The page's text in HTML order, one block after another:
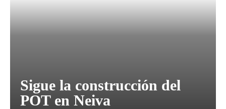
Sigue la construcción del
POT en Neiva